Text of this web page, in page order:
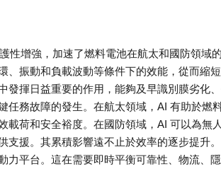
性增強，加速了燃料電池在航太和國防領域
、振動和負載波動等條件下的效能，從而縮
揮日益重要的作用，能夠及早識別膜劣化
務故障的發生。在航太領域，AI 有助於燃
載荷和安全裕度。在國防領域，AI 可以為無
援。其累積影響遠不止於效率的逐步提升
平台。這在需要即時平衡可靠性、物流、